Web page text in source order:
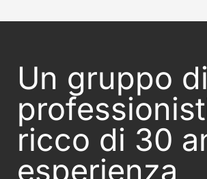
Un gruppo di
ricco di 30
esperienza